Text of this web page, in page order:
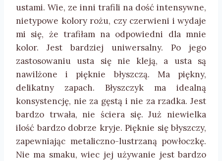
ustami. Wie, ze inni trafili na dość intensywne,
nietypowe kolory rożu, czy czerwieni i wydaje
mi się, że trafiłam na odpowiedni dla mnie
kolor. Jest bardziej uniwersalny. Po jego
zastosowaniu usta się nie kleją, a usta są
nawilżone i pięknie błyszczą. Ma piękny,
delikatny zapach. Błyszczyk ma idealną
konsystencję, nie za gęstą i nie za rzadka. Jest
bardzo trwała, nie ściera się. Już niewielka
ilość bardzo dobrze kryje. Pięknie się błyszczy,
zapewniając metaliczno-lustrzaną powłoczkę.
Nie ma smaku, wiec jej używanie jest bardzo